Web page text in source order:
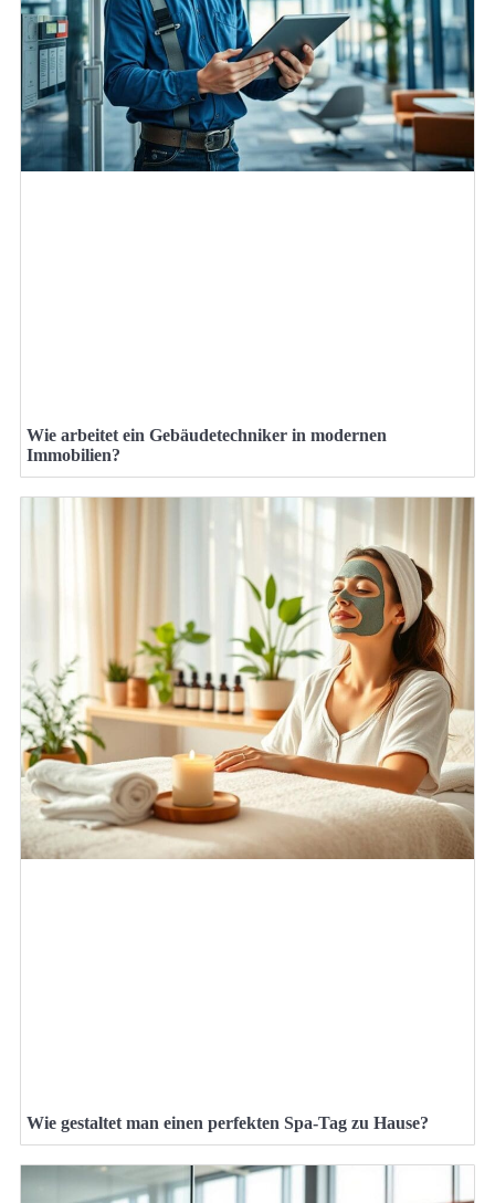
Wie arbeitet ein Gebäudetechniker in modernen
Immobilien?
Wie gestaltet man einen perfekten Spa-Tag zu Hause?